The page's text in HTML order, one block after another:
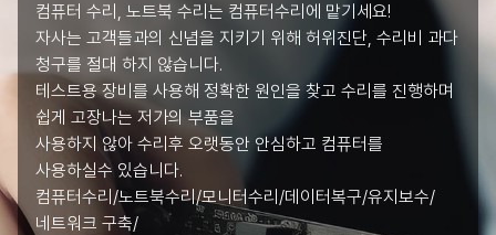
컴퓨터 수리, 노트북 수리는 컴퓨터수리에 맡기세요!
자사는 고객들과의 신념을 지키기 위해 허위진단, 수리비 과다
청구를 절대 하지 않습니다.
테스트용 장비를 사용해 정확한 원인을 찾고 수리를 진행하며
쉽게 고장나는 저가의 부품을
사용하지 않아 수리후 오랫동안 안심하고 컴퓨터를
사용하실수 있습니다.
컴퓨터수리/노트북수리/모니터수리/데이터복구/유지보수/
네트워크 구축/